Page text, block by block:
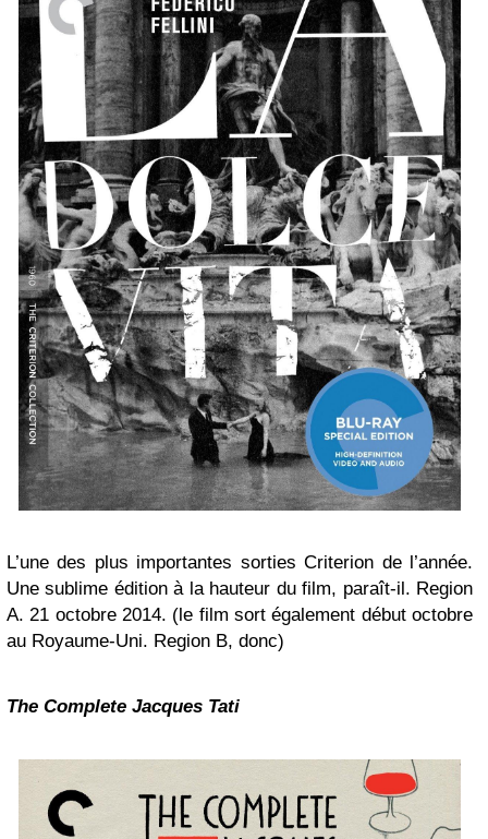
L’une des plus importantes sorties Criterion de l’année.
Une sublime édition à la hauteur du film, paraît-il. Region
A. 21 octobre 2014. (le film sort également début octobre
au Royaume-Uni. Region B, donc)
The Complete Jacques Tati